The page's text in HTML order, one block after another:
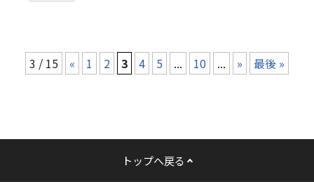
3 / 15 « 1 2 3 4 5 ... 10 ... » 最後 »
トップへ戻る